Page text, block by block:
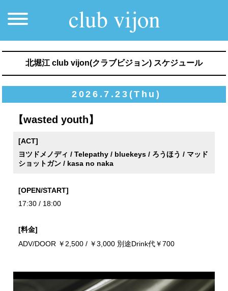
北堀江 club vijon(クラブビジョン) スケジュール
2026.7.23(Thu)
【wasted youth】
[ACT]
ヨツドメノディ / Telepathy / bluekeys / ろうほう / マッド
ショットガン / kasa no naka
[OPEN/START]
17:30 / 18:00
[料金]
ADV/DOOR ￥2,500 / ￥3,000 別途Drink代￥700